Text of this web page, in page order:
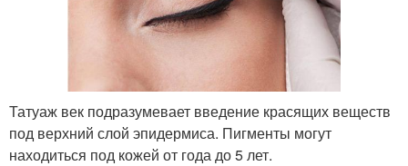
Татуаж век подразумевает введение красящих веществ
под верхний слой эпидермиса. Пигменты могут
находиться под кожей от года до 5 лет.